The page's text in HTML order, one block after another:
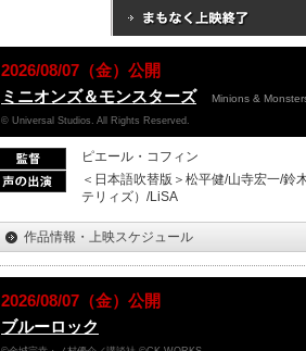
2026/08/07（金）公開
ミニオンズ＆モンスターズ
Minions &
© Universal Studios. All Rights Reserved.
ピエール・コフィン
＜日本語吹替版＞松平健/山寺宏一/鈴
テリィズ）/LiSA
作品情報・上映スケジュール
2026/08/07（金）公開
ブルーロック